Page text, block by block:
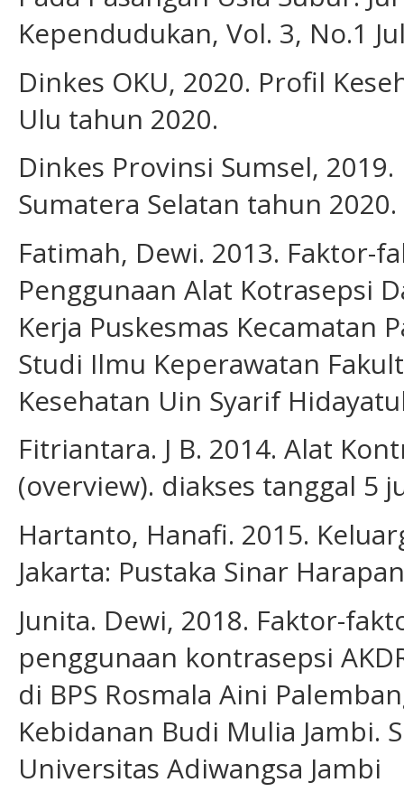
Kependudukan, Vol. 3, No.1
Dinkes OKU, 2020. Profil
Ulu tahun 2020.
Dinkes Provinsi Sumsel,
Sumatera Selatan tahun 2020.
Fatimah, Dewi. 2013. Faktor-
Penggunaan Alat Kotrasepsi
Kerja Puskesmas Kecamatan
Studi Ilmu Keperawatan
Kesehatan Uin Syarif
Fitriantara. J B. 2014. Alat
(overview). diakses tanggal 5
Hartanto, Hanafi. 2015.
Jakarta: Pustaka Sinar
Junita. Dewi, 2018. Faktor-
penggunaan kontrasepsi
di BPS Rosmala Aini
Kebidanan Budi Mulia Jambi.
Universitas Adiwangsa Jambi